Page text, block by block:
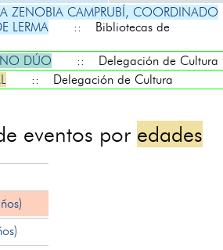
ZENOBIA CAMPRUBÍ, COORDINADO
LERMA
:: Bibliotecas de
DÚO
:: Delegación de Cultura
:: Delegación de Cultura
eventos por edades